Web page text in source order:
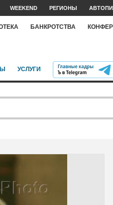
WEEKEND РЕГИОНЫ
БАНКРОТСТВА
УСЛУГИ